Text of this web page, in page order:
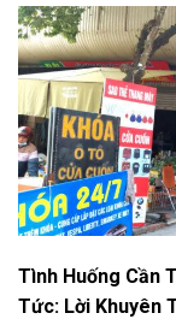
Tình Huống Cần
Tức: Lời Khuyên